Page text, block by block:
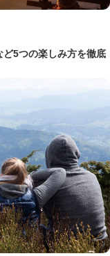
5つの楽しみ方を徹底